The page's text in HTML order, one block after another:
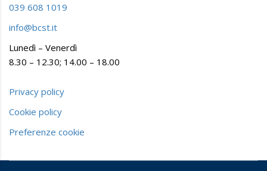
039 608 1019
info@bcst.it
Lunedì – Venerdì
8.30 – 12.30; 14.00 – 18.00
Privacy policy
Cookie policy
Preferenze cookie